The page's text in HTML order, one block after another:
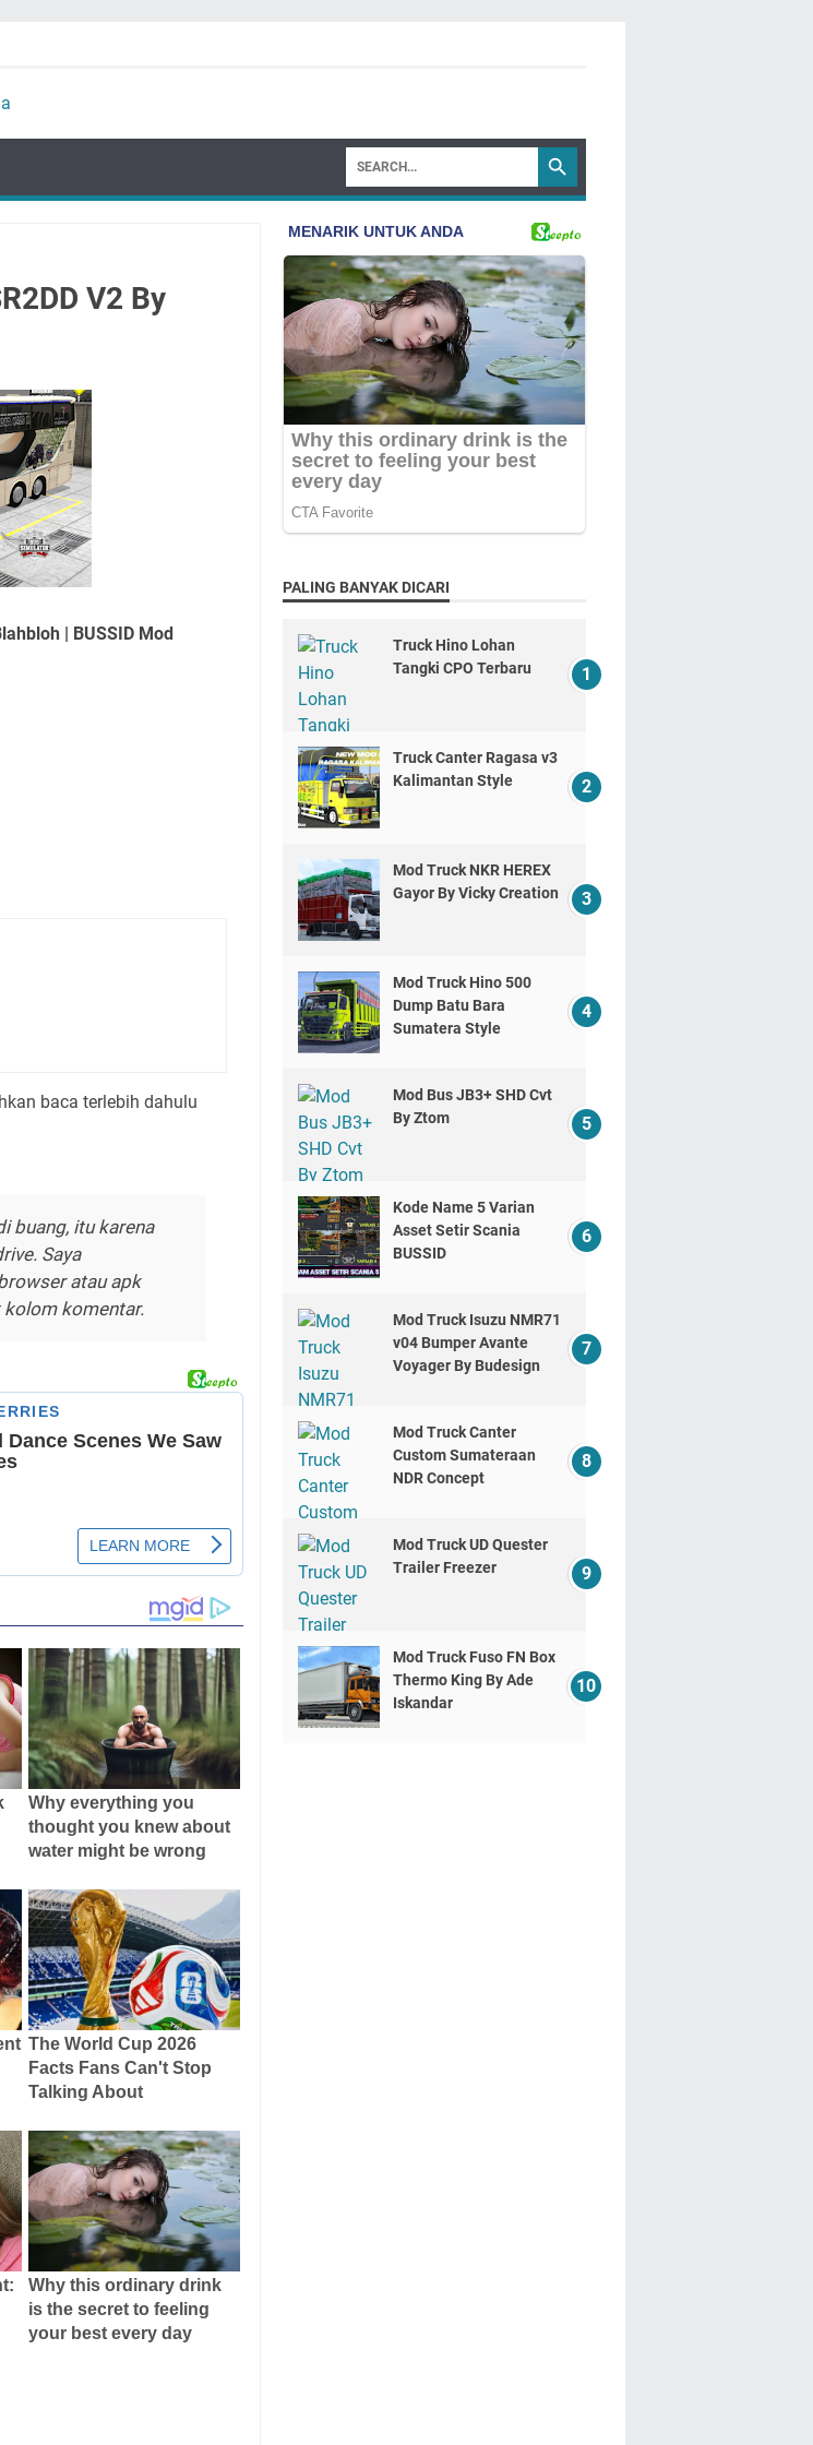
V2 By
| BUSSID Mod
baca terlebih dahulu
buang, itu karena
Saya
atau apk
komentar.
PALING BANYAK DICARI
Truck Hino Lohan
Tangki CPO Terbaru
Truck Canter Ragasa v3
Kalimantan Style
Mod Truck NKR HEREX
Gayor By Vicky Creation
Mod Truck Hino 500
Dump Batu Bara
Sumatera Style
Mod Bus JB3+ SHD Cvt
By Ztom
Kode Name 5 Varian
Asset Setir Scania
BUSSID
Mod Truck Isuzu NMR71
v04 Bumper Avante
Voyager By Budesign
Mod Truck Canter
Custom Sumateraan
NDR Concept
Mod Truck UD Quester
Trailer Freezer
Mod Truck Fuso FN Box
Thermo King By Ade
Iskandar